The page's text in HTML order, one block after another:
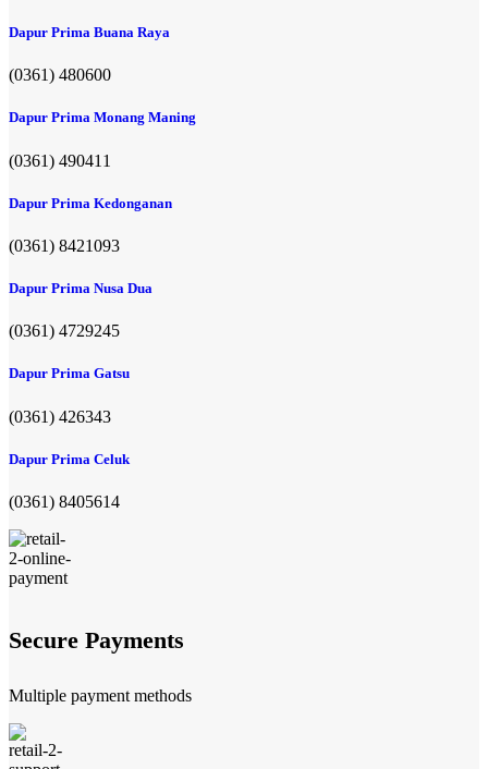
Dapur Prima Buana Raya
(0361) 480600
Dapur Prima Monang Maning
(0361) 490411​
Dapur Prima Kedonganan
(0361) 8421093
Dapur Prima Nusa Dua
(0361) 4729245
Dapur Prima Gatsu
(0361) 426343
Dapur Prima Celuk
(0361) 8405614
Secure Payments
Multiple payment methods